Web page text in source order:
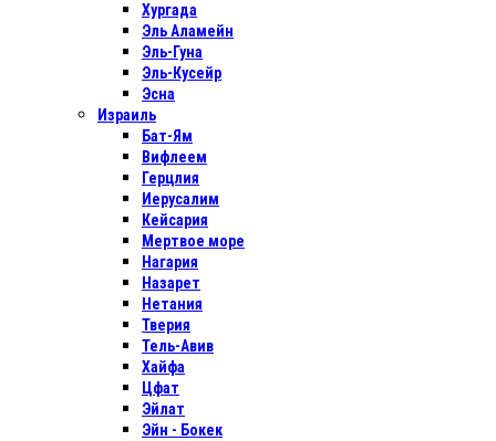
Хургада
Эль Аламейн
Эль-Гуна
Эль-Кусейр
Эсна
Израиль
Бат-Ям
Вифлеем
Герцлия
Иерусалим
Кейсария
Мертвое море
Нагария
Назарет
Нетания
Тверия
Тель-Авив
Хайфа
Цфат
Эйлат
Эйн - Бокек